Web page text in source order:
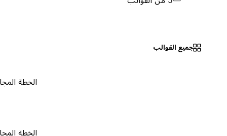
جميع القوالب
الخطة المجانية ٠
الخطة المجانية ٠